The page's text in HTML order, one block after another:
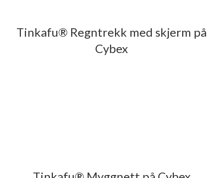
Tinkafu® Regntrekk med skjerm på
Cybex